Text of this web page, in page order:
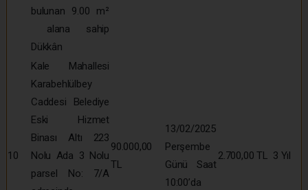
bulunan 9.00 m²
alana sahip
Dükkân
10
Kale Mahallesi
Karabehlülbey
Caddesi Belediye
Eski Hizmet
Binası Altı 223
Nolu Ada 3 Nolu
parsel No: 7/A
90.000,00
TL
13/02/2025
Perşembe
Günü Saat
10:00’da
2.700,00 TL 3 Yıl